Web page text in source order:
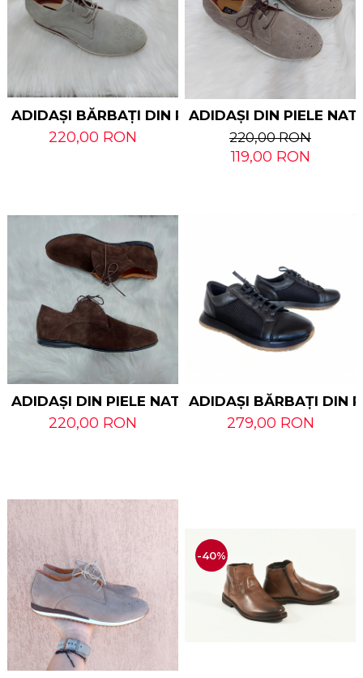
ADIDAȘI BĂRBAȚI DIN PIELE NATURALĂ - VELUR
220,00 RON
ADIDAȘI DIN PIELE
220,00 RON
119,00 RON
ADIDAȘI DIN PIELE NATURALĂ - NABUC
220,00 RON
ADIDAȘI BĂRBAȚI DIN
279,00 RON
-40%